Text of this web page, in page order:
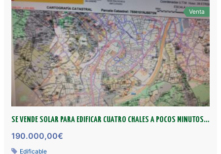
Venta
SE VENDE SOLAR PARA EDIFICAR CUATRO CHALES A POCOS MINUTOS DE PUENTEDEUM
190.000,00€
Edificable